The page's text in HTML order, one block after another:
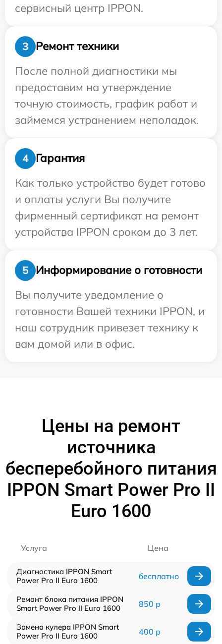
сервисный центр IPPON.
3
Ремонт техники
После полной диагностики мы
предоставим на утверждение
точную стоимость, график работ и
займемся устранением неполадок.
4
Гарантия
Как только устройство будет готово
и оплаты услуги Вы получите
фирменный сертификат на ремонт
устройства IPPON сроком до 3 лет.
5
Информирование о готовности
Вы получите уведомление о
готовности Вашей техники IPPON, и
наш сотрудник привезет технику к
вам домой или в офис.
Цены на ремонт
источника
бесперебойного питания
IPPON Smart Power Pro II
Euro 1600
Услуга Цена
Диагностика IPPON Smart
Power Pro II Euro 1600
бесплатно
Ремонт блока питания IPPON
Smart Power Pro II Euro 1600
850 р
Замена кулера IPPON Smart
Power Pro II Euro 1600
400 р